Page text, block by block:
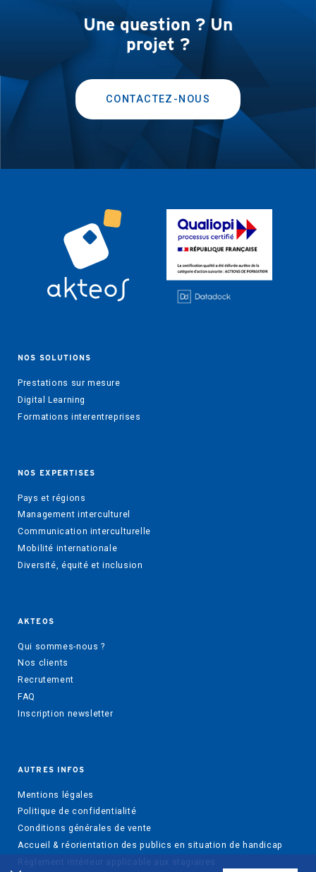
Une question ? Un
projet ?
CONTACTEZ-NOUS
NOS SOLUTIONS
Prestations sur mesure
Digital Learning
Formations interentreprises
NOS EXPERTISES
Pays et régions
Management interculturel
Communication interculturelle
Mobilité internationale
Diversité, équité et inclusion
AKTEOS
Qui sommes-nous ?
Nos clients
Recrutement
FAQ
Inscription newsletter
AUTRES INFOS
Mentions légales
Politique de confidentialité
Conditions générales de vente
Accueil & réorientation des publics en situation de handicap
Règlement intérieur applicable aux stagiaires